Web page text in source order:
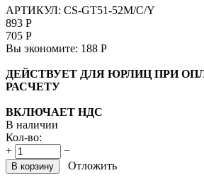
АРТИКУЛ: CS-GT51-52M/C/Y
893 Р
705 Р
Вы экономите: 188 Р
ДЕЙСТВУЕТ ДЛЯ ЮРЛИЦ ПРИ
РАСЧЕТУ
ВКЛЮЧАЕТ НДС
В наличии
Кол-во:
+
−
В корзину Отложить